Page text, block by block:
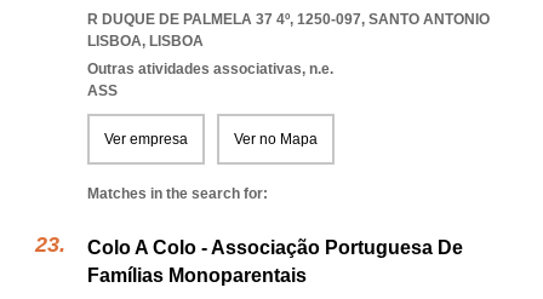
R DUQUE DE PALMELA 37 4º, 1250-097, SANTO ANTONIO
LISBOA, LISBOA
Outras atividades associativas, n.e.
ASS
Ver empresa Ver no Mapa
Matches in the search for:
Colo A Colo - Associação Portuguesa De
Famílias Monoparentais